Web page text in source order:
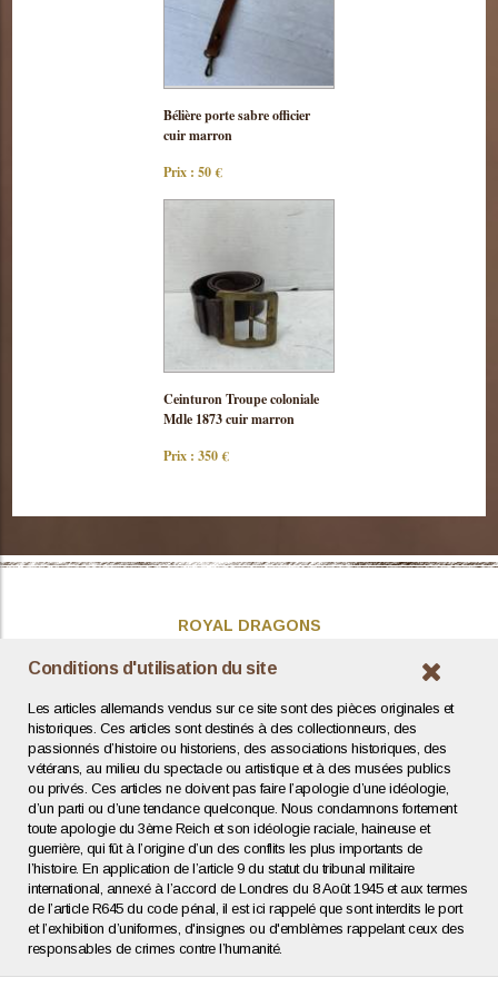
Conditions d'utilisation du site
Les articles allemands vendus sur ce site sont des pièces originales et
historiques. Ces articles sont destinés à des collectionneurs, des
passionnés d’histoire ou historiens, des associations historiques, des
vétérans, au milieu du spectacle ou artistique et à des musées publics
ou privés. Ces articles ne doivent pas faire l’apologie d’une idéologie,
d’un parti ou d’une tendance quelconque. Nous condamnons fortement
toute apologie du 3ème Reich et son idéologie raciale, haineuse et
guerrière, qui fût à l’origine d’un des conflits les plus importants de
l’histoire. En application de l’article 9 du statut du tribunal militaire
international, annexé à l’accord de Londres du 8 Août 1945 et aux termes
de l’article R645 du code pénal, il est ici rappelé que sont interdits le port
et l’exhibition d’uniformes, d'insignes ou d'emblèmes rappelant ceux des
responsables de crimes contre l’humanité.
Consulter
cette pièce
Bélière porte sabre officier
cuir marron
Prix : 50 €
Consulter
cette pièce
Ceinturon Troupe coloniale
Mdle 1873 cuir marron
Prix : 350 €
ROYAL DRAGONS
Présentation
Contact / Coordonnées
INFOS UTILES
Expertise / Estimation
Conditions générales
Mentions légales
Politique de confidentialité
Agence web : Human To Computer